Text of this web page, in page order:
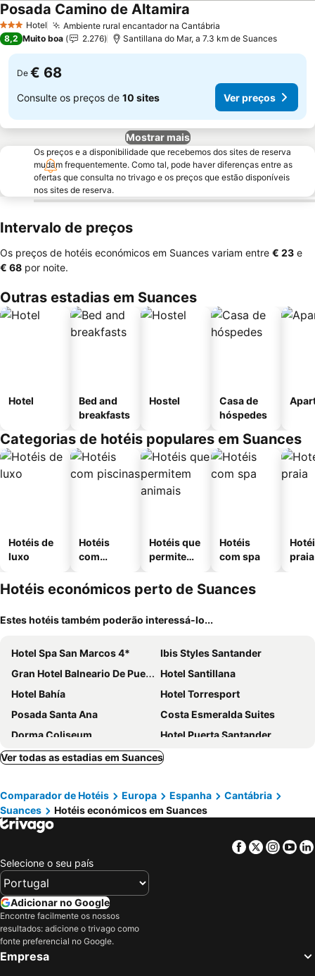
3 EstrelasHotel Ambiente rural encantador na Cantábria
Posada Camino de Altamira
8,2 Muito boa 2.276 Santillana do Mar, a 7.3 km de Suances
De € 68
Consulte os preços de 10 sites Ver preços
Mostrar mais
Os preços e a disponibilidade que recebemos dos sites de reserva
mudam frequentemente. Como tal, pode haver diferenças entre as
ofertas que consulta no trivago e os preços que estão disponíveis
nos sites de reserva.
Intervalo de preços
Os preços de hotéis económicos em Suances variam entre ‎€ 23 e
‎€ 68 por noite.
Outras estadias em Suances
Hotel
Bed and
breakfasts
Hostel
Casa de
hóspedes
Categorias de hotéis populares em Suances
Hotéis de
luxo
Hotéis
com
Hotéis que
permitem
Hotéis
com spa
praia
Hotéis económicos perto de Suances
Estes hotéis também poderão interessá-lo...
Hotel Spa San Marcos 4*
Ibis Styles Santander
Gran Hotel Balneario De Puente Viesgo
Hotel Santillana
Hotel Bahía
Hotel Torresport
Posada Santa Ana
Costa Esmeralda Suites
Dorma Coliseum
Hotel Puerta Santander
Hotel Los Angeles
Soho Boutique Palacio de Pombo
Hotel Faranda Alisas Santander, Ascend Hotel Collection
Hotel Bedoya
Abba Santander Hotel
Hotel Milagros Golf Spa
Hotel Picos de Europa
Hotel Museo Los Infantes
Hotel Montedobra
Hotel San Millán
Posada de Ongayo
Hotel Besaya
Hotel Art Santander
Hotel Montañés
Ver todas as estadias em Suances
Comparador de Hotéis Europa Espanha
Cantábria
Suances
Hotéis económicos em Suances
Facebook
Twitter
Selecione o seu país
Adicionar no Google
Encontre facilmente os nossos
resultados: adicione o trivago como
fonte preferencial no Google.
Empresa